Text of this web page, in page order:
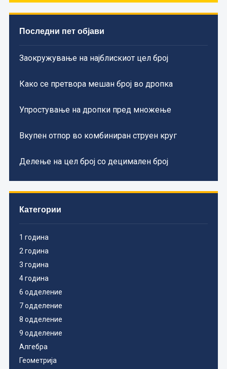
Последни пет објави
Заокружување на најблискиот цел број
Како се претвора мешан број во дропка
Упростување на дропки пред множење
Вкупен отпор во комбиниран струен круг
Делење на цел број со децимален број
Категории
1 година
2 година
3 година
4 година
6 одделение
7 одделение
8 одделение
9 одделение
Алгебра
Геометрија